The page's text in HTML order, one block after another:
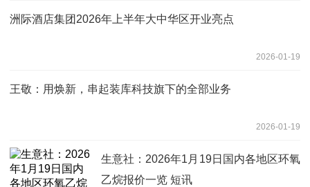
洲际酒店集团2026年上半年大中华区开业亮点
2026-01-19
王敬：用焕新，串起装库科技旗下的全部业务
2026-01-19
生意社：2026年1月19日国内各地区环氧
乙烷报价一览 短讯